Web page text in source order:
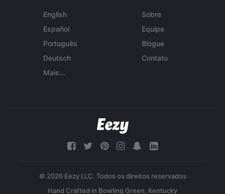
English
Español
Português
Deutsch
Mais...
Sobre
Equipe
Blogue
Contato
© 2026 Eezy LLC. Todos os direitos reservados